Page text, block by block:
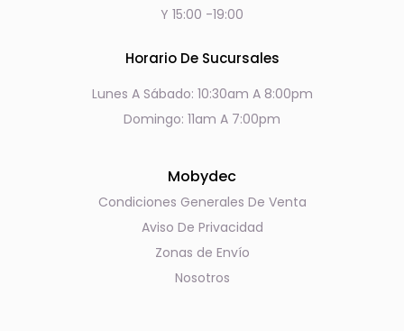
Y 15:00 -19:00
Horario De Sucursales
Lunes A Sábado: 10:30am A 8:00pm
Domingo: 11am A 7:00pm
Mobydec
Condiciones Generales De Venta
Aviso De Privacidad
Zonas de Envío
Nosotros